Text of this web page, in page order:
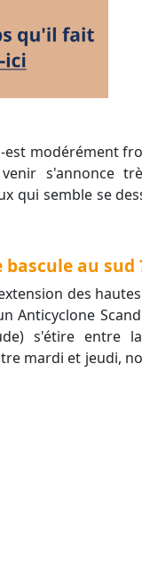
s'annonce
qui semble se
au sud
des
s'étire entre
mardi et jeudi,